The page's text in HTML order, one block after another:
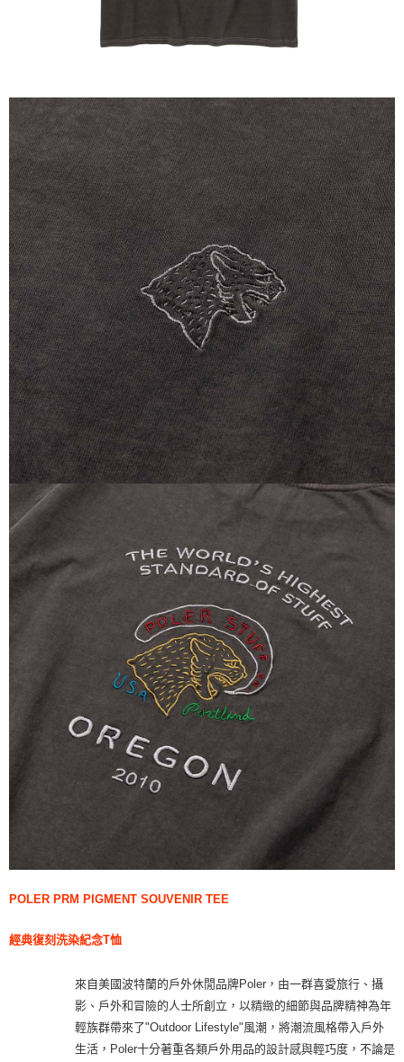
POLER PRM PIGMENT SOUVENIR TEE
經典復刻洗染紀念T恤
來自美國波特蘭的戶外休閒品牌Poler，由一群喜愛旅行、攝
影、戶外和冒險的人士所創立，以精緻的細節與品牌精神為年
輕族群帶來了"Outdoor Lifestyle"風潮，將潮流風格帶入戶外
生活，Poler十分著重各類戶外用品的設計感與輕巧度，不論是